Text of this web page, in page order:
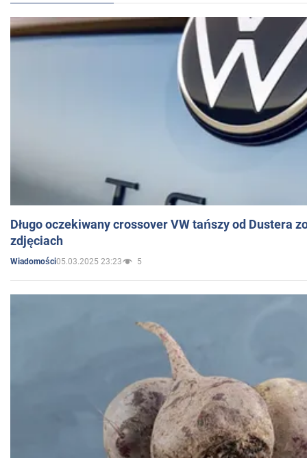
Długo oczekiwany crossover VW tańszy od Dustera
zdjęciach
Wiadomości05.03.2025 23:23 5